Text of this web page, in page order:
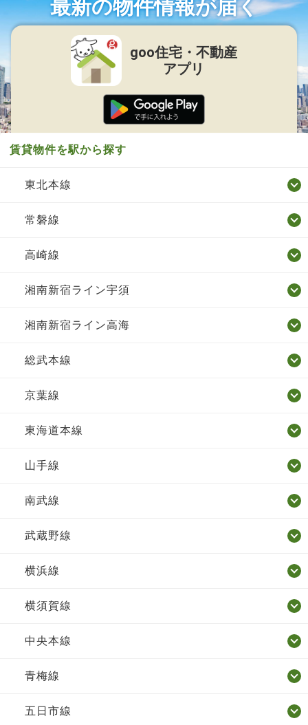
最新の物件情報が届く
goo住宅・不動産
アプリ
賃貸物件を駅から探す
東北本線
常磐線
高崎線
湘南新宿ライン宇須
湘南新宿ライン高海
総武本線
京葉線
東海道本線
山手線
南武線
武蔵野線
横浜線
横須賀線
中央本線
青梅線
五日市線